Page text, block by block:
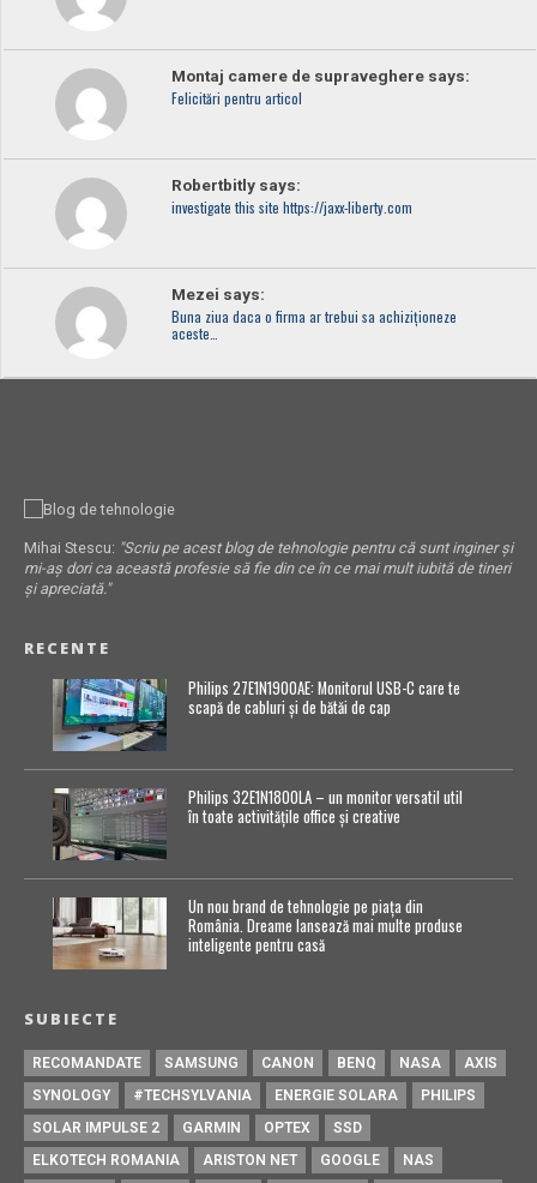
Montaj camere de supraveghere says:
Felicitări pentru articol
Robertbitly says:
investigate this site https://jaxx-liberty.com
Mezei says:
Buna ziua daca o firma ar trebui sa achiziționeze
aceste…
Mihai Stescu: "Scriu pe acest blog de tehnologie pentru că sunt inginer și
mi-aș dori ca această profesie să fie din ce în ce mai mult iubită de tineri
și apreciată."
RECENTE
Philips 27E1N1900AE: Monitorul USB-C care te
scapă de cabluri și de bătăi de cap
Philips 32E1N1800LA – un monitor versatil util
în toate activitățile office și creative
Un nou brand de tehnologie pe piața din
România. Dreame lansează mai multe produse
inteligente pentru casă
SUBIECTE
RECOMANDATE SAMSUNG CANON BENQ NASA
AXIS
SYNOLOGY
#TECHSYLVANIA ENERGIE SOLARA
PHILIPS
SOLAR IMPULSE 2
GARMIN OPTEX
SSD
ELKOTECH ROMANIA
ARISTON NET GOOGLE NAS